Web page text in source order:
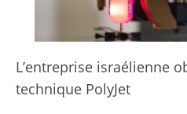
L’entreprise israélienne
technique PolyJet